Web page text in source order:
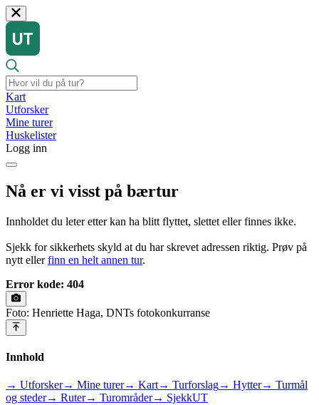
Kart
Utforsker
Mine turer
Huskelister
Logg inn
Nå er vi visst på bærtur
Innholdet du leter etter kan ha blitt flyttet, slettet eller finnes ikke.
Sjekk for sikkerhets skyld at du har skrevet adressen riktig. Prøv på
nytt eller finn en helt annen tur.
Error kode: 404
Foto: Henriette Haga, DNTs fotokonkurranse
Innhold
→ Utforsker→ Mine turer→ Kart→ Turforslag→ Hytter→ Turmål
og steder→ Ruter→ Turområder→ SjekkUT